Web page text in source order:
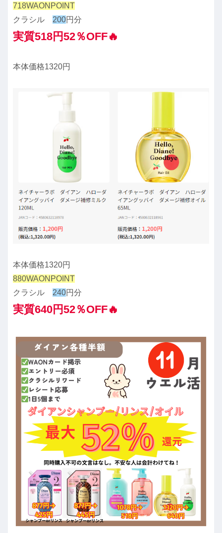
718WAONPOINT
クラシル 200円分
実質518円52％OFF🔥
本体価格1320円
本体価格1320円
880WAONPOINT
クラシル 240円分
実質640円52％OFF🔥